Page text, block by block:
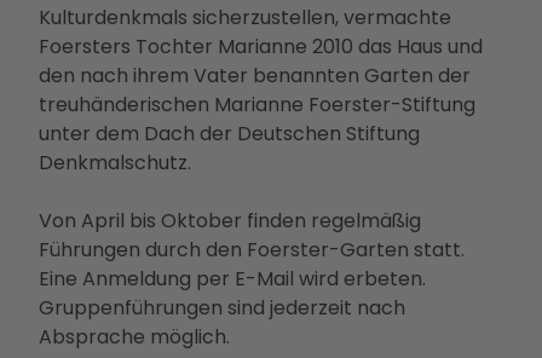
te
PMS
G
Vera
nstal
tung
Press
e &
Medi
ense
rvice
Kulturdenkmals sicherzustellen, vermachte
Foersters Tochter Marianne 2010 das Haus und
den nach ihrem Vater benannten Garten der
treuhänderischen Marianne Foerster-Stiftung
unter dem Dach der Deutschen Stiftung
Denkmalschutz.
Von April bis Oktober finden regelmäßig
Führungen durch den Foerster-Garten statt.
Eine Anmeldung per E-Mail wird erbeten.
Gruppenführungen sind jederzeit nach
Absprache möglich.